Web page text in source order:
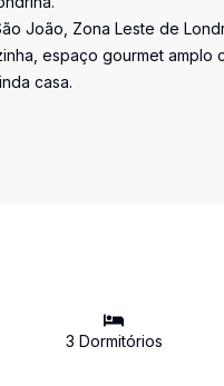
João, Zona Leste de
espaço gourmet
casa.
3 Dormitórios